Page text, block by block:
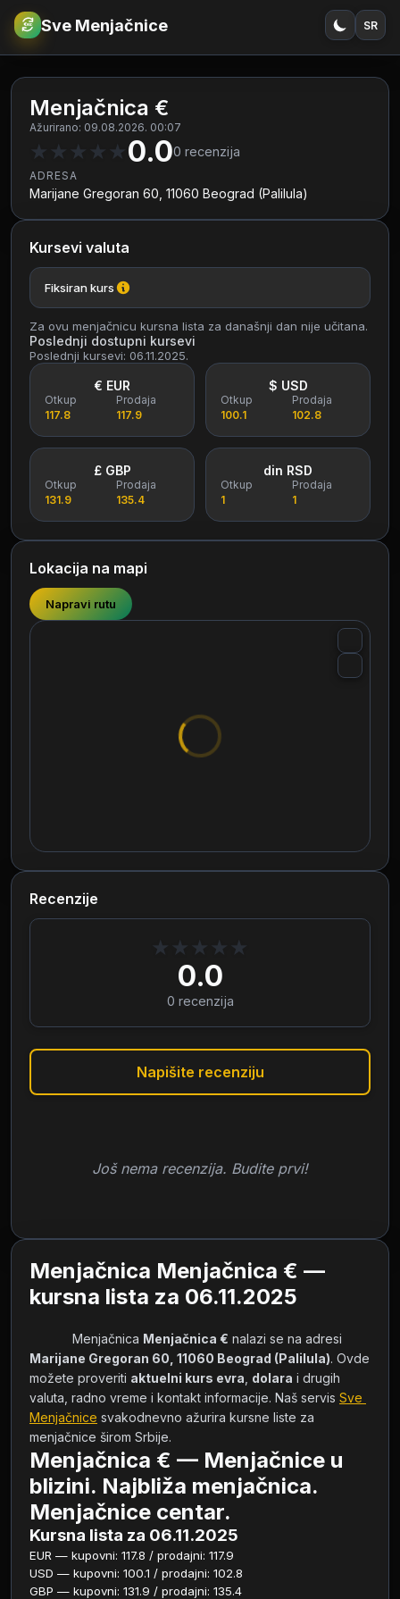
€RSD Sve Menjačnice SR
Menjačnica €
Ažurirano: 09.08.2026. 00:07
★ ★ ★ ★ ★0.00 recenzija
ADRESA
Marijane Gregoran 60, 11060 Beograd (Palilula)
Kursevi valuta
Fiksiran kurs
Za ovu menjačnicu kursna lista za današnji dan nije učitana.
Poslednji dostupni kursevi
Poslednji kursevi: 06.11.2025.
€ EUR
Otkup
117.8
Prodaja
117.9
$ USD
Otkup
100.1
Prodaja
102.8
£ GBP
Otkup
131.9
Prodaja
135.4
din RSD
Otkup
1
Prodaja
1
Lokacija na mapi
Napravi rutu
Recenzije
★ ★ ★ ★ ★
0.0
0 recenzija
Napišite recenziju
Još nema recenzija. Budite prvi!
Menjačnica Menjačnica € —
kursna lista za 06.11.2025
            Menjačnica
Menjačnica €
Marijane Gregoran 60, 11060 Beograd (Palilula). Ovde
možete proveriti aktuelni kurs evra dolara i drugih
valuta, radno vreme i kontakt informacije. Naš servis Sve
Menjačnice svakodnevno ažurira kursne liste za
menjačnice širom Srbije.
Menjačnica € — Menjačnice u
blizini. Najbliža menjačnica.
Menjačnice centar.
Kursna lista za 06.11.2025
EUR — kupovni: 117.8 / prodajni: 117.9
USD — kupovni: 100.1 / prodajni: 102.8
GBP — kupovni: 131.9 / prodajni: 135.4